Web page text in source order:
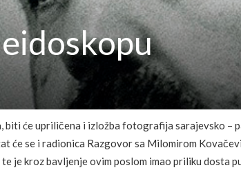
biti će upriličena i izložba fotografija sarajevsko
će se i radionica Razgovor sa Milomirom
je kroz bavljenje ovim poslom imao priliku dosta